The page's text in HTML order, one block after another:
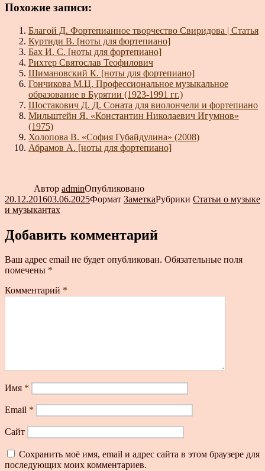
Похожие записи:
Благой Д. Фортепианное творчество Свиридова | Статья
Куртиди В. [ноты для фортепиано]
Бах И. С. [ноты для фортепиано]
Рихтер Святослав Теофилович
Шимановский К. [ноты для фортепиано]
Гончикова М.Ц. Профессиональное музыкальное
образование в Бурятии (1923-1991 гг.)
Шостакович Д. Д. Соната для виолончели и фортепиано
Мильштейн Я. «Константин Николаевич Игумнов»
(1975)
Холопова В. «София Губайдулина» (2008)
Абрамов А. [ноты для фортепиано]
Автор adminОпубликовано
20.12.201603.06.2025Формат ЗаметкаРубрики Статьи о музыке
и музыкантах
Добавить комментарий
Ваш адрес email не будет опубликован. Обязательные поля
помечены *
Комментарий *
Имя *
Email *
Сайт
Сохранить моё имя, email и адрес сайта в этом браузере для
последующих моих комментариев.